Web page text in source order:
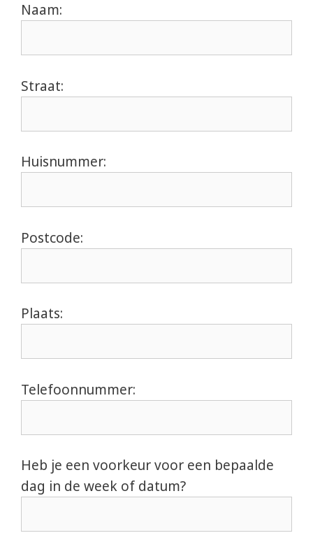
Naam:
Straat:
Huisnummer:
Postcode:
Plaats:
Telefoonnummer:
Heb je een voorkeur voor een bepaalde
dag in de week of datum?